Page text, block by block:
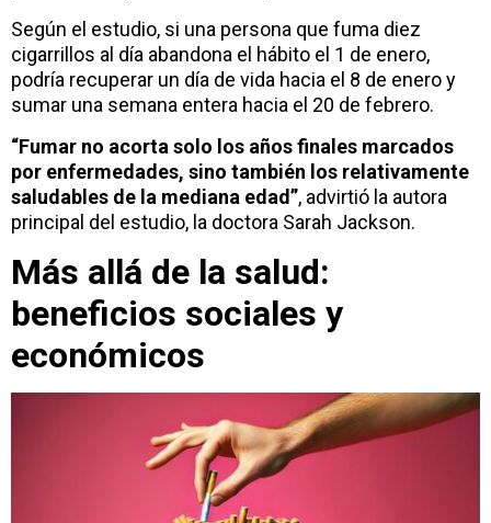
Según el estudio, si una persona que fuma diez
cigarrillos al día abandona el hábito el 1 de enero,
podría recuperar un día de vida hacia el 8 de enero y
sumar una semana entera hacia el 20 de febrero.
“Fumar no acorta solo los años finales marcados
por enfermedades, sino también los relativamente
saludables de la mediana edad”, advirtió la autora
principal del estudio, la doctora Sarah Jackson.
Más allá de la salud:
beneficios sociales y
económicos